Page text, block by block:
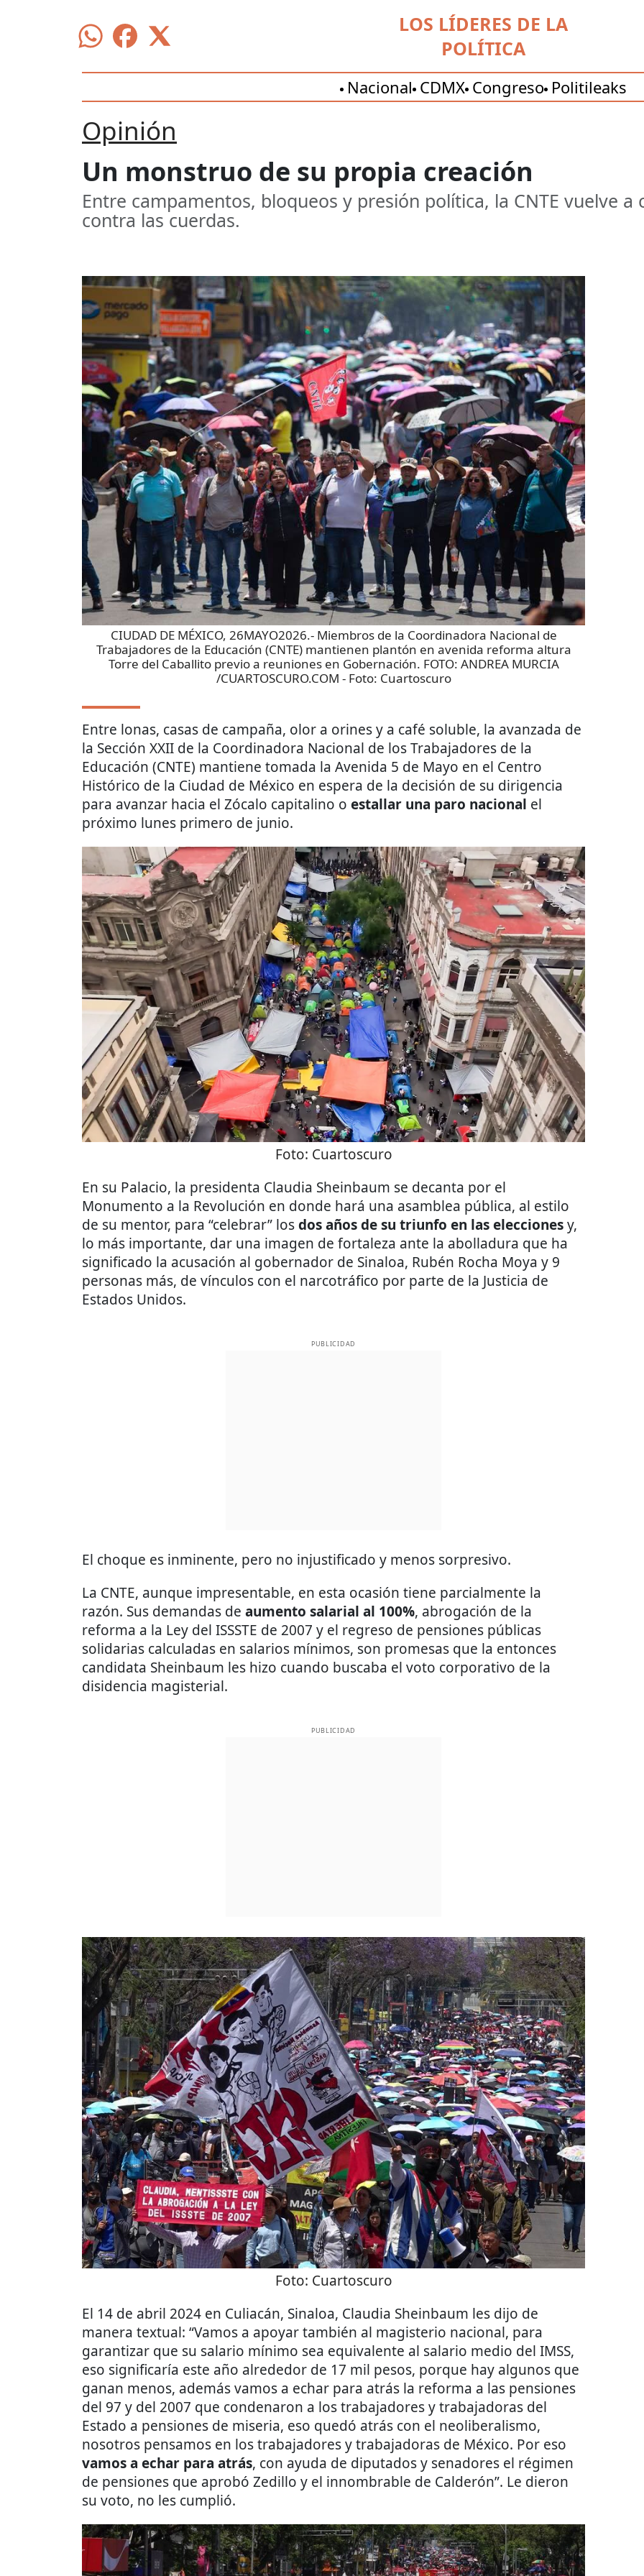
LOS LÍDERES DE LA
POLÍTICA
Nacional CDMX Congreso Politileaks
Opinión
Un monstruo de su propia creación
Entre campamentos, bloqueos y presión política, la CNTE vuelve
contra las cuerdas.
CIUDAD DE MÉXICO, 26MAYO2026.- Miembros de la Coordinadora Nacional de
Trabajadores de la Educación (CNTE) mantienen plantón en avenida reforma altura
Torre del Caballito previo a reuniones en Gobernación. FOTO: ANDREA MURCIA
/CUARTOSCURO.COM - Foto: Cuartoscuro
Entre lonas, casas de campaña, olor a orines y a café soluble, la avanzada de
la Sección XXII de la Coordinadora Nacional de los Trabajadores de la
Educación (CNTE) mantiene tomada la Avenida 5 de Mayo en el Centro
Histórico de la Ciudad de México en espera de la decisión de su dirigencia
para avanzar hacia el Zócalo capitalino o estallar una paro nacional el
próximo lunes primero de junio.
Foto: Cuartoscuro
En su Palacio, la presidenta Claudia Sheinbaum se decanta por el
Monumento a la Revolución en donde hará una asamblea pública, al estilo
de su mentor, para “celebrar” losdos años de su triunfo en las eleccionesy,
lo más importante, dar una imagen de fortaleza ante la abolladura que ha
significado la acusación al gobernador de Sinaloa, Rubén Rocha Moya y 9
personas más, de vínculos con el narcotráfico por parte de la Justicia de
Estados Unidos.
PUBLICIDAD
El choque es inminente, pero no injustificado y menos sorpresivo.
La CNTE, aunque impresentable, en esta ocasión tiene parcialmente la
razón. Sus demandas de aumento salarial al 100%, abrogación de la
reforma a la Ley del ISSSTE de 2007 y el regreso de pensiones públicas
solidarias calculadas en salarios mínimos, son promesas que la entonces
candidata Sheinbaum les hizo cuando buscaba el voto corporativo de la
disidencia magisterial.
PUBLICIDAD
Foto: Cuartoscuro
El 14 de abril 2024 en Culiacán, Sinaloa, Claudia Sheinbaum les dijo de
manera textual: “Vamos a apoyar también al magisterio nacional, para
garantizar que su salario mínimo sea equivalente al salario medio del IMSS,
eso significaría este año alrededor de 17 mil pesos, porque hay algunos que
ganan menos, además vamos a echar para atrás la reforma a las pensiones
del 97 y del 2007 que condenaron a los trabajadores y trabajadoras del
Estado a pensiones de miseria, eso quedó atrás con el neoliberalismo,
nosotros pensamos en los trabajadores y trabajadoras de México. Por eso
vamos a echar para atrás, con ayuda de diputados y senadores el régimen
de pensiones que aprobó Zedillo y el innombrable de Calderón”. Le dieron
su voto, no les cumplió.